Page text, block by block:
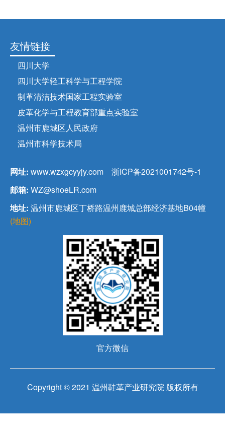
友情链接
四川大学
四川大学轻工科学与工程学院
制革清洁技术国家工程实验室
皮革化学与工程教育部重点实验室
温州市鹿城区人民政府
温州市科学技术局
网址: www.wzxgcyyjy.com
浙ICP备2021001742号-1
邮箱: WZ@shoeLR.com
地址: 温州市鹿城区丁桥路温州鹿城总部经济基地B04幢
(地图)
官方微信
Copyright © 2021 温州鞋革产业研究院 版权所有